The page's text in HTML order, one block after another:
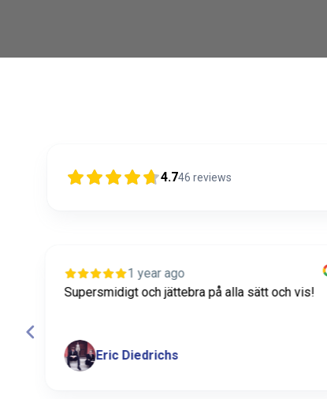
4.746 reviews
1 year ago
Snabbt, enkelt och bra kommunikation. Toppen!
Axel Diedrichs